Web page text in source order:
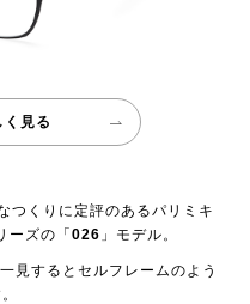
く見る
つくりに定評のあるパリミキ
ーズの「026 」モデル。
見するとセルフレームのよう